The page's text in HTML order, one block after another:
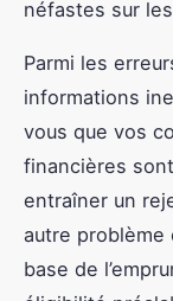
néfastes sur
Parmi les
informations
vous que vos
financières
entraîner un
autre
base de